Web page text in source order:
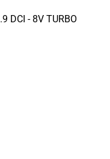
DCI - 8V TURBO